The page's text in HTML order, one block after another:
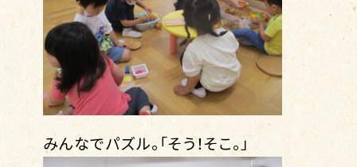
みんなでパズル。「そう！そこ。」